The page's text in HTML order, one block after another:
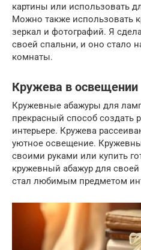
картины или использовать
Можно также использовать
зеркал и фотографий. Я
своей спальни, и оно стало
комнаты.
Кружева в освещении
Кружевные абажуры для
прекрасный способ создать
интерьере. Кружева
уютное освещение.
своими руками или купить
кружевный абажур для
стал любимым предметом